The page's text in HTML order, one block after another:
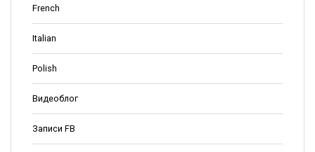
French
Italian
Polish
Видеоблог
Записи FB